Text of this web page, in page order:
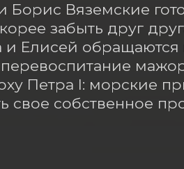
Борис Вяземские
забыть друг
Елисей обращаются
Петра I: морские
свое собственное